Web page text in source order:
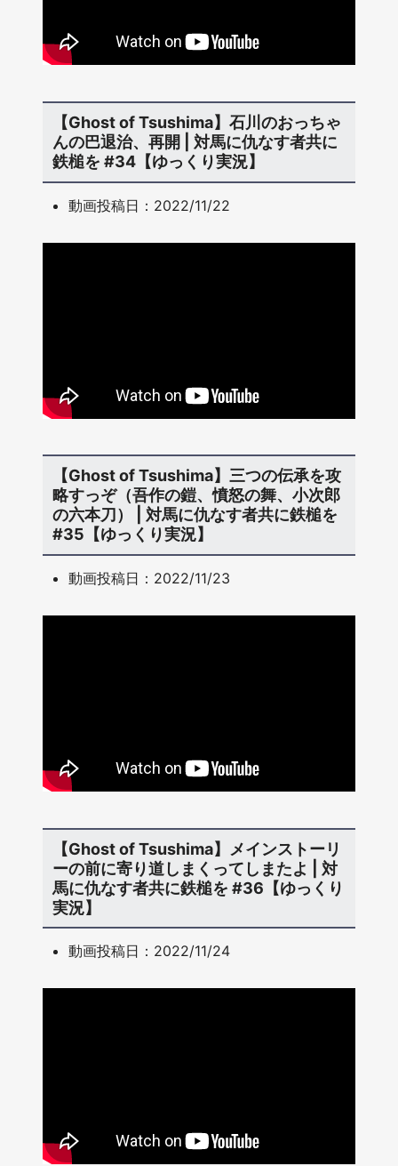
【Ghost of Tsushima】石川のおっちゃ
んの巴退治、再開 | 対馬に仇なす者共に
鉄槌を #34【ゆっくり実況】
動画投稿日：2022/11/22
【Ghost of Tsushima】三つの伝承を攻
略すっぞ（吾作の鎧、憤怒の舞、小次郎
の六本刀） | 対馬に仇なす者共に鉄槌を
#35【ゆっくり実況】
動画投稿日：2022/11/23
【Ghost of Tsushima】メインストーリ
ーの前に寄り道しまくってしまたよ | 対
馬に仇なす者共に鉄槌を #36【ゆっくり
実況】
動画投稿日：2022/11/24